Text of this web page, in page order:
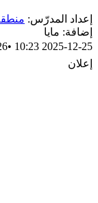
إعداد المدرّس:
إضافة: مايا
2025-12-25 10:23
•
إعلان